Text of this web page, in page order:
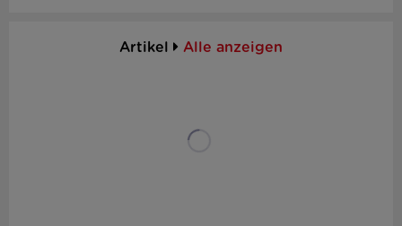
Artikel Alle anzeigen